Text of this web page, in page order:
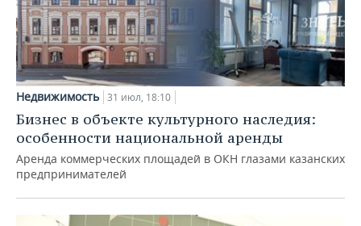
Недвижимость 31 июл, 18:10
Бизнес в объекте культурного наследия:
особенности национальной аренды
Аренда коммерческих площадей в ОКН глазами казанских
предпринимателей